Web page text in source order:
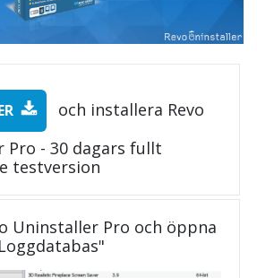
och installera Revo
Pro - 30 dagars fullt
testversion
Uninstaller Pro och öppna